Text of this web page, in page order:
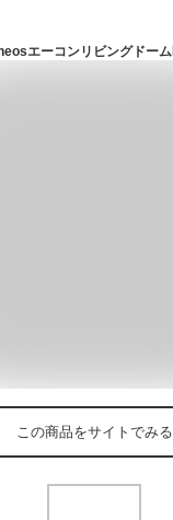
この商品をサイトでみる